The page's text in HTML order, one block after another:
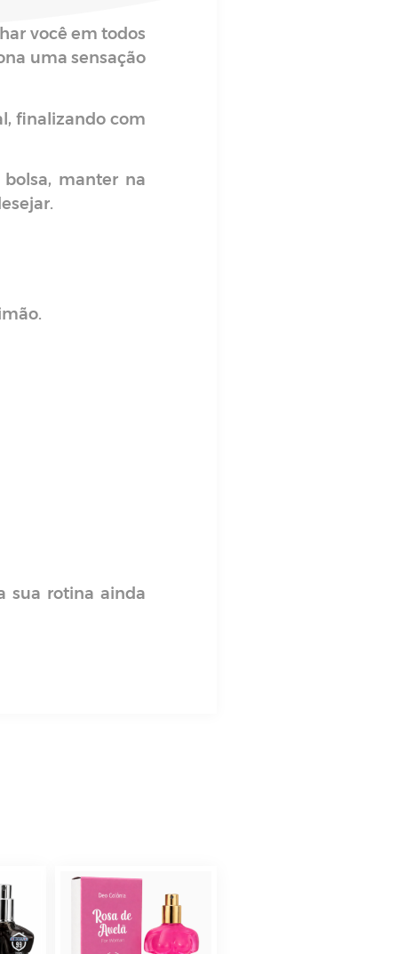
você em todos
uma sensação
finalizando com
manter na
sua rotina ainda